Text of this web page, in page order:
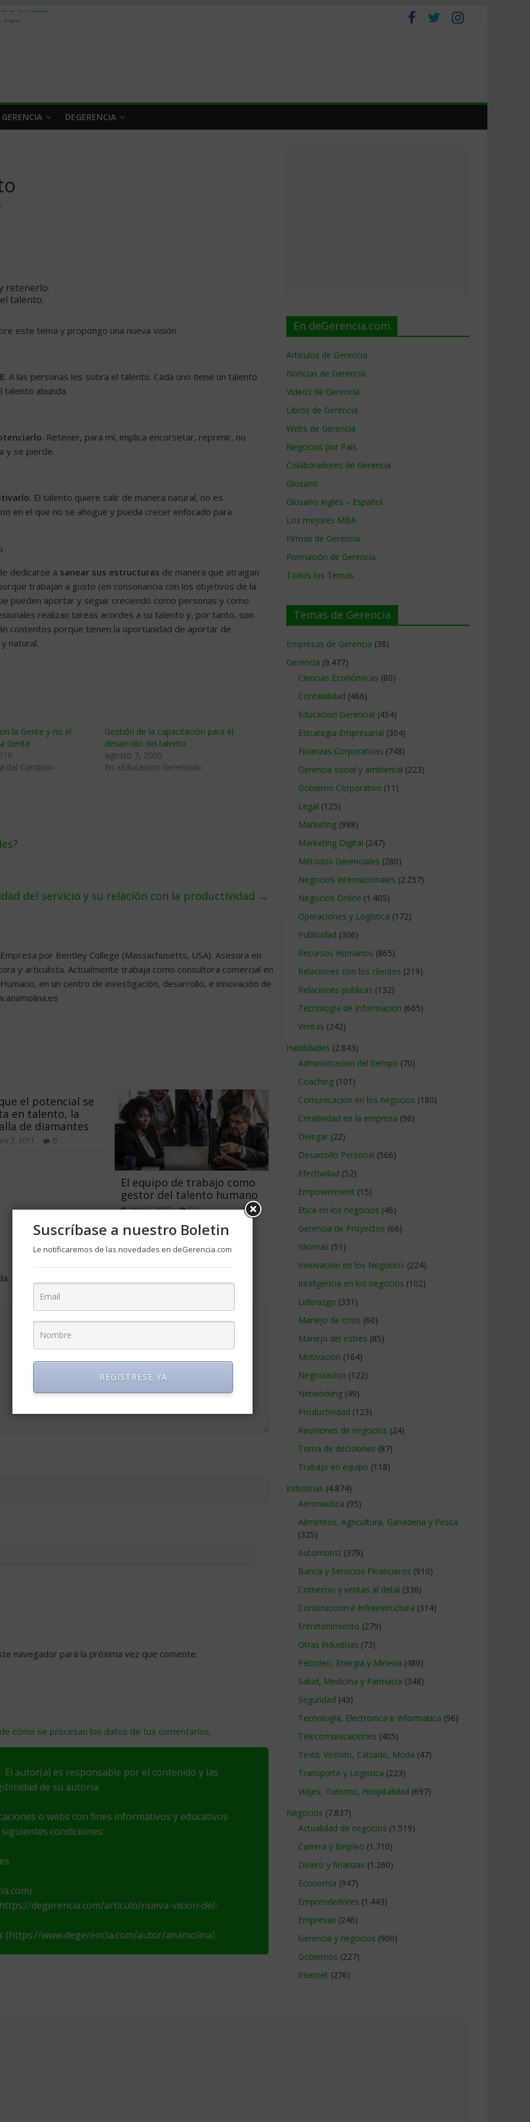
DEGERENCIA
retenerlo.
talento.
este tema y propongo una nueva visión.
. A las personas les sobra el talento. Cada uno tiene un talento
talento abunda.
. Retener, para mí, implica encorsetar, reprimir, no
y se pierde.
. El talento quiere salir de manera natural, no es
en el que no se ahogue y pueda crecer enfocado para
dedicarse a sanear sus estructuras de manera que atraigan
trabajan a gusto (en consonancia con los objetivos de la
pueden aportar y seguir creciendo como personas y como
realizan tareas acordes a su talento y, por tanto, son
contentos porque tienen la oportunidad de aportar de
natural.
la Gente y no el
Gente
del Cambio»
Gestión de la capacitación para el
desarrollo del talento
agosto 7, 2005
En «Educacion Gerencial»
del servicio y su relación con la productividad →
por Bentley College (Massachusetts, USA). Asesora en
y articulista. Actualmente trabaja como consultora comercial en
en un centro de investigación, desarrollo, e innovación de
el potencial se
en talento, la
de diamantes
7, 2011 0
El equipo de trabajo como
gestor del talento humano
abril 5, 2010 0
navegador para la próxima vez que comente.
cómo se procesan los datos de tus comentarios.
autor(a) es responsable por el contenido y las
de su autoría.
o webs con fines informativos y educativos
condiciones:
degerencia.com/articulo/nueva-vision-del-
(https://www.degerencia.com/autor/anamolina)
En deGerencia.com
Artículos de Gerencia
Noticias de Gerencia
Videos de Gerencia
Libros de Gerencia
Webs de Gerencia
Negocios por País
Colaboradores de Gerencia
Glosario
Glosario Inglés – Español
Los mejores MBA
Firmas de Gerencia
Formación de Gerencia
Todos los Temas
Temas de Gerencia
Empresas de Gerencia (38)
Gerencia (9.477)
Ciencias Económicas (80)
Contabilidad (466)
Educacion Gerencial (454)
Estrategia Empresarial (304)
Finanzas Corporativas (748)
Gerencia social y ambiental (223)
Gobierno Corporativo (11)
Legal (125)
Marketing (988)
Marketing Digital (247)
Métodos Gerenciales (280)
Negocios Internacionales (2.257)
Negocios Online (1.405)
Operaciones y Logística (172)
Publicidad (306)
Recursos Humanos (865)
Relaciones con los clientes (219)
Relaciones publicas (132)
Tecnologia de Informacion (665)
Ventas (242)
Habilidades (2.843)
Administracion del tiempo (70)
Coaching (101)
Comunicacion en los negocios (180)
Creatividad en la empresa (96)
Delegar (22)
Desarrollo Personal (566)
Efectividad (52)
Empowerment (15)
Etica en los negocios (46)
Gerencia de Proyectos (66)
Idiomas (51)
Innovacion en los Negocios (224)
Inteligencia en los negocios (102)
Liderazgo (331)
Manejo de crisis (60)
Manejo del estrés (85)
Motivacion (164)
Negociacion (122)
Networking (49)
Productividad (123)
Reuniones de negocios (24)
Toma de decisiones (87)
Trabajo en equipo (118)
Industrias (4.874)
Aeronautica (95)
Alimentos, Agricultura, Ganaderia y Pesca
(325)
Automotriz (379)
Banca y Servicios Financieros (910)
Comercio y ventas al detal (336)
Construccion e Infraestructura (314)
Entretenimiento (279)
Otras industrias (73)
Petroleo, Energia y Mineria (480)
Salud, Medicina y Farmacia (348)
Seguridad (43)
Tecnologia, Electronica e Informatica (96)
Telecomunicaciones (405)
Textil, Vestido, Calzado, Moda (47)
Transporte y Logistica (223)
Viajes, Turismo, Hospitalidad (697)
Negocios (7.837)
Actualidad de negocios (1.519)
Carrera y Empleo (1.710)
Dinero y finanzas (1.260)
Economía (947)
Emprendedores (1.443)
Empresas (246)
Gerencia y negocios (900)
Gobiernos (227)
Internet (276)
Suscríbase a nuestro Boletin
Le notificaremos de las novedades en deGerencia.com
REGISTRESE YA